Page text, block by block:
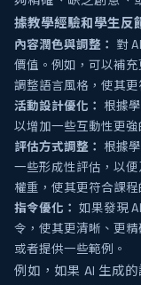
據教學經驗和學生反
內容潤色與調整： 對
價值。例如，可以補
調整語言風格，使其
活動設計優化： 根據
以增加一些互動性更
評估方式調整： 根據
一些形成性評估，以
權重，使其更符合課程
指令優化： 如果發現
令，使其更清晰、更
或者提供一些範例。
例如，如果 AI 生成